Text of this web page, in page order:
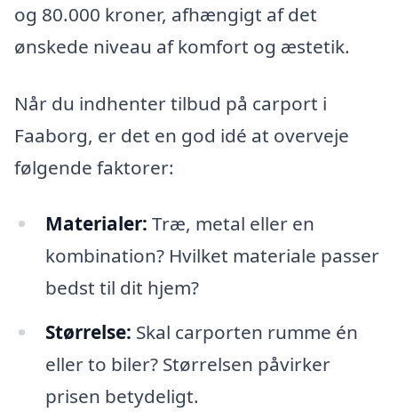
og 80.000 kroner, afhængigt af det
ønskede niveau af komfort og æstetik.
Når du indhenter tilbud på carport i
Faaborg, er det en god idé at overveje
følgende faktorer:
Materialer: Træ, metal eller en
kombination? Hvilket materiale passer
bedst til dit hjem?
Størrelse: Skal carporten rumme én
eller to biler? Størrelsen påvirker
prisen betydeligt.